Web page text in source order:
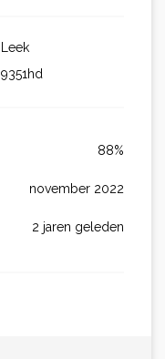
Leek
9351hd
88%
november 2022
2 jaren geleden